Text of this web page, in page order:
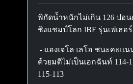
พิกัดน้ำหนักไม่เกิน 126 ปอ
ชิงแชมป์โลก IBF รุ่นเฟเธอร์
- แองเจโล เลโอ ชนะคะแ
ด้วยมติไม่เป็นเอกฉันท์ 114-
115-113